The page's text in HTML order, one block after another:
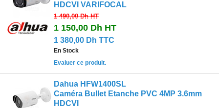
HDCVI VARIFOCAL
1 490,00 DhHT
1 150,00 Dh HT
1 380,00 Dh TTC
En Stock
Evaluer ce produit.
Dahua HFW1400SL
Caméra Bullet Etanche PVC 4MP 3.6mm
HDCVI